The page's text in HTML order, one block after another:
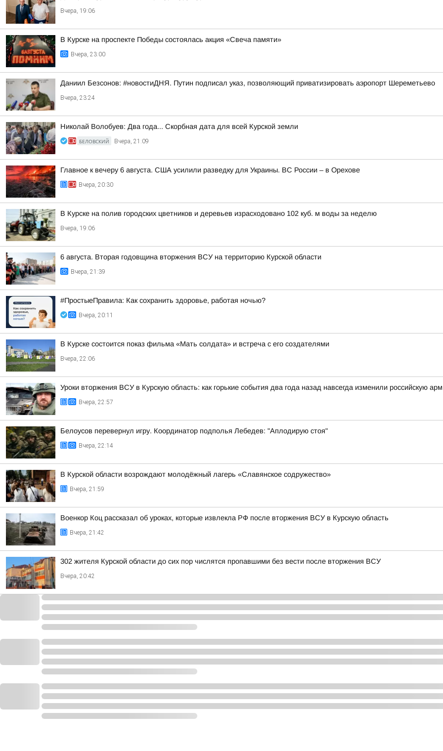
Вчера, 19:06
В Курске на проспекте Победы состоялась акция «Свеча памяти»
Вчера, 23:00
Даниил Безсонов: #новостиДНЯ. Путин подписал указ, позволяющий приватизировать аэропорт Шереметьево
Вчера, 23:24
Николай Волобуев: Два года... Скорбная дата для всей Курской земли
БЕЛОВСКИЙ Вчера, 21:09
Главное к вечеру 6 августа. США усилили разведку для Украины. ВС России – в Орехове
Вчера, 20:30
В Курске на полив городских цветников и деревьев израсходовано 102 куб. м воды за неделю
Вчера, 19:06
6 августа. Вторая годовщина вторжения ВСУ на территорию Курской области
Вчера, 21:39
#ПростыеПравила: Как сохранить здоровье, работая ночью?
Вчера, 20:11
В Курске состоится показ фильма «Мать солдата» и встреча с его создателями
Вчера, 22:06
Уроки вторжения ВСУ в Курскую область: как горькие события два года назад навсегда изменили российскую
Вчера, 22:57
Белоусов перевернул игру. Координатор подполья Лебедев: "Аплодирую стоя"
Вчера, 22:14
В Курской области возрождают молодёжный лагерь «Славянское содружество»
Вчера, 21:59
Военкор Коц рассказал об уроках, которые извлекла РФ после вторжения ВСУ в Курскую область
Вчера, 21:42
302 жителя Курской области до сих пор числятся пропавшими без вести после вторжения ВСУ
Вчера, 20:42